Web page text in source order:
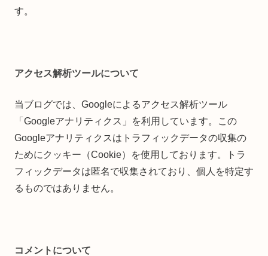
す。
アクセス解析ツールについて
当ブログでは、Googleによるアクセス解析ツール
「Googleアナリティクス」を利用しています。この
Googleアナリティクスはトラフィックデータの収集の
ためにクッキー（Cookie）を使用しております。トラ
フィックデータは匿名で収集されており、個人を特定す
るものではありません。
コメントについて